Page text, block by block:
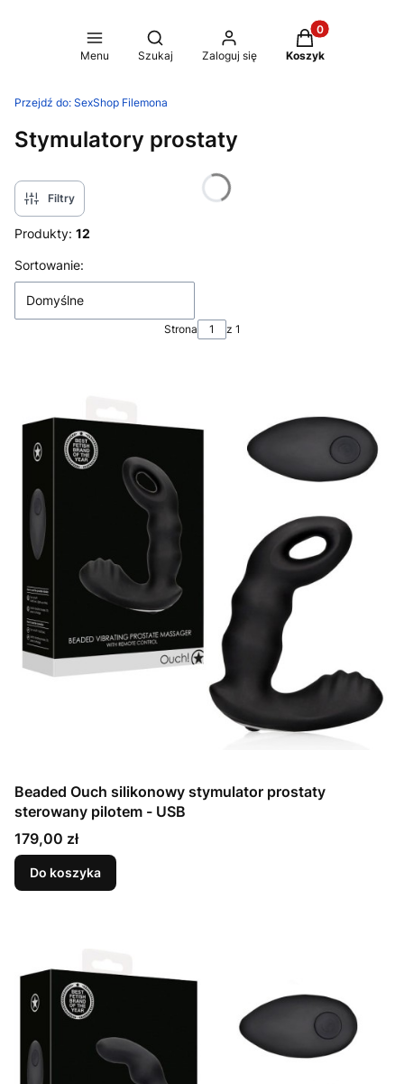
Menu
Otwórz wyszukiwarkę
Szukaj Zaloguj się
Produkty w
Koszyk
Przejdź do: SexShop Filemona
Stymulatory prostaty
Filtry
Produkty: 12
Lista produktów
Sortowanie:
Domyślne
Strona z 1
Beaded Ouch silikonowy stymulator prostaty
sterowany pilotem - USB
Cena
179,00 zł
Do koszyka